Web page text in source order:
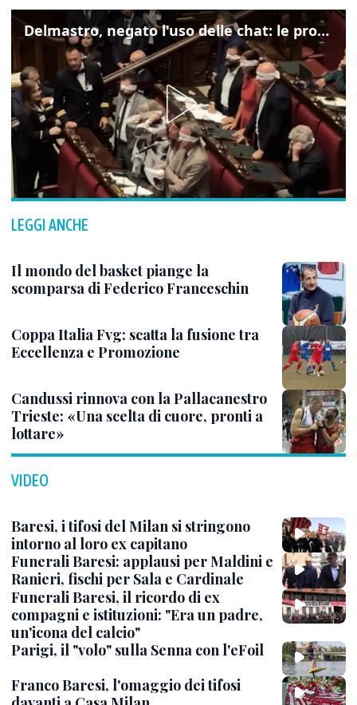
Delmastro, negato l'uso delle chat: le proteste di Avs e M5s
LEGGI ANCHE
Il mondo del basket piange la
scomparsa di Federico Franceschin
Coppa Italia Fvg: scatta la fusione tra
Eccellenza e Promozione
Candussi rinnova con la Pallacanestro
Trieste: «Una scelta di cuore, pronti a
lottare»
VIDEO
Baresi, i tifosi del Milan si stringono
intorno al loro ex capitano
Funerali Baresi: applausi per Maldini e
Ranieri, fischi per Sala e Cardinale
Funerali Baresi, il ricordo di ex
compagni e istituzioni: "Era un padre,
un'icona del calcio"
Parigi, il "volo" sulla Senna con l'eFoil
Franco Baresi, l'omaggio dei tifosi